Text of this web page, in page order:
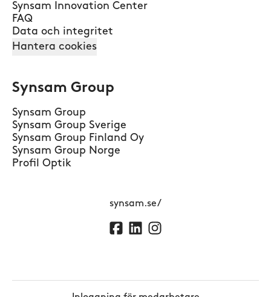
Synsam Innovation Center
FAQ
Data och integritet
Hantera cookies
Synsam Group
Synsam Group
Synsam Group Sverige
Synsam Group Finland Oy
Synsam Group Norge
Profil Optik
synsam.se/